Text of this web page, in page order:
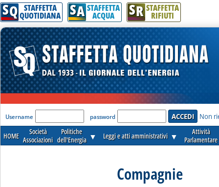
SQ STAFFETTA
QUOTIDIANA SA STAFFETTA
ACQUA SR STAFFETTA
RIFIUTI
'Modulo Login per accedere'
Username password Non
HOME
Società
Associazioni
Politiche
dell'Energia ▼ Leggi e atti amministrativi ▼
Attività
Parlamentare
Compagnie